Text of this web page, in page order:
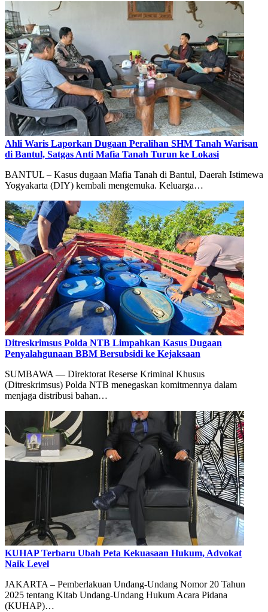
Ahli Waris Laporkan Dugaan Peralihan SHM Tanah Warisan
di Bantul, Satgas Anti Mafia Tanah Turun ke Lokasi
BANTUL – Kasus dugaan Mafia Tanah di Bantul, Daerah Istimewa
Yogyakarta (DIY) kembali mengemuka. Keluarga…
Ditreskrimsus Polda NTB Limpahkan Kasus Dugaan
Penyalahgunaan BBM Bersubsidi ke Kejaksaan
SUMBAWA — Direktorat Reserse Kriminal Khusus
(Ditreskrimsus) Polda NTB menegaskan komitmennya dalam
menjaga distribusi bahan…
KUHAP Terbaru Ubah Peta Kekuasaan Hukum, Advokat
Naik Level
JAKARTA – Pemberlakuan Undang-Undang Nomor 20 Tahun
2025 tentang Kitab Undang-Undang Hukum Acara Pidana
(KUHAP)…